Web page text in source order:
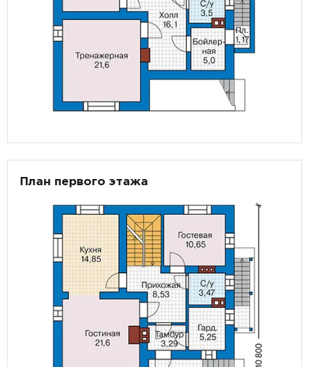
План первого этажа